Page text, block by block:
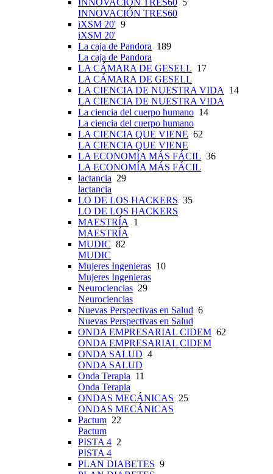
INNOVACIÓN TRES60 5
INNOVACIÓN TRES60
iXSM 20' 9
iXSM 20'
La caja de Pandora 189
La caja de Pandora
LA CÁMARA DE GESELL 17
LA CÁMARA DE GESELL
LA CIENCIA DE NUESTRA VIDA
14
LA CIENCIA DE NUESTRA VIDA
La ciencia del cuerpo humano 14
La ciencia del cuerpo humano
LA CIENCIA QUE VIENE 62
LA CIENCIA QUE VIENE
LA ECONOMÍA MÁS FÁCIL 36
LA ECONOMÍA MÁS FÁCIL
lactancia 29
lactancia
LO DE LOS HACKERS 35
LO DE LOS HACKERS
MAESTRÍA
1
MAESTRÍA
MUDIC 82
MUDIC
Mujeres Ingenieras 10
Mujeres Ingenieras
Neurociencias 29
Neurociencias
Nuevas Perspectivas en Salud 6
Nuevas Perspectivas en Salud
ONDA EMPRESARIAL CIDEM 62
ONDA EMPRESARIAL CIDEM
ONDA SALUD 4
ONDA SALUD
Onda Terapia 11
Onda Terapia
ONDAS MECÁNICAS 25
ONDAS MECÁNICAS
Pactum 22
Pactum
PISTA 4 2
PISTA 4
PLAN DIABETES 9